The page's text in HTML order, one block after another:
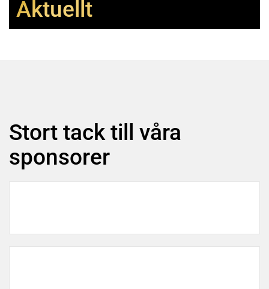
Aktuellt
Stort tack till våra
sponsorer